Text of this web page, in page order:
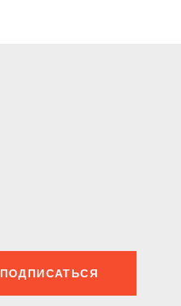
ПОДПИСАТЬСЯ